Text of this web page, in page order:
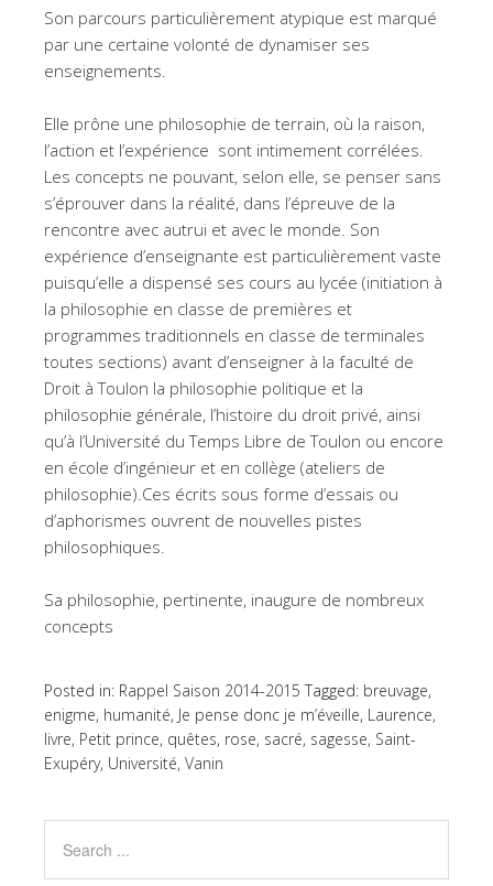
Son parcours particulièrement atypique est marqué
par une certaine volonté de dynamiser ses
enseignements.
Elle prône une philosophie de terrain, où la raison,
l’action et l’expérience sont intimement corrélées.
Les concepts ne pouvant, selon elle, se penser sans
s’éprouver dans la réalité, dans l’épreuve de la
rencontre avec autrui et avec le monde. Son
expérience d’enseignante est particulièrement vaste
puisqu’elle a dispensé ses cours au lycée (initiation à
la philosophie en classe de premières et
programmes traditionnels en classe de terminales
toutes sections) avant d’enseigner à la faculté de
Droit à Toulon la philosophie politique et la
philosophie générale, l’histoire du droit privé, ainsi
qu’à l’Université du Temps Libre de Toulon ou encore
en école d’ingénieur et en collège (ateliers de
philosophie).Ces écrits sous forme d’essais ou
d’aphorismes ouvrent de nouvelles pistes
philosophiques.
Sa philosophie, pertinente, inaugure de nombreux
concepts
Posted in: Rappel Saison 2014-2015 Tagged: breuvage,
enigme, humanité, Je pense donc je m’éveille, Laurence,
livre, Petit prince, quêtes, rose, sacré, sagesse, Saint-
Exupéry, Université, Vanin